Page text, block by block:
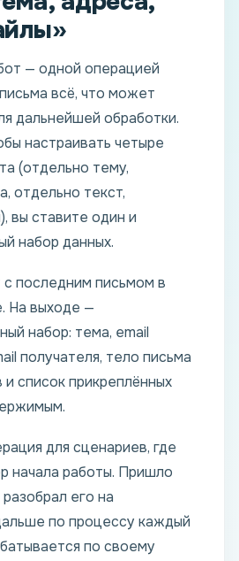
— одной операцией
всё, что может
дальнейшей обработки.
настраивать четыре
(отдельно тему,
отдельно текст,
вы ставите один и
набор данных.
последним письмом в
На выходе —
набор: тема, email
получателя, тело письма
список прикреплённых
для сценариев, где
начала работы. Пришло
его на
по процессу каждый
по своему